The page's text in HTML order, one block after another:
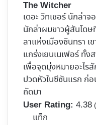
The Witcher
เดอะ วิทเชอร์ นักล่า
นักล่าผมขาวผู้สันโด
ลาแห่งเมืองซินทรา
แกร่งเยนเนเฟอร์ ทั้
เพื่อจุดมุ่งหมายอะไร
ปวดหัวในซีซันแรก ก่อ
ถัดมา
User Rating: 4.38 (
แท็ก